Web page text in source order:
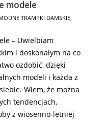
modele
TRAMPKI DAMSKIE,
– Uwielbiam
i doskonałym na co
ozdobić, dzięki
modeli i każda z
Wiem, że można
tendencjach,
z wiosenno-letniej